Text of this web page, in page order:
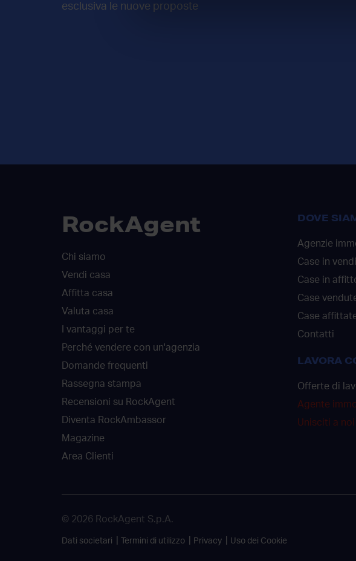
esclusiva le nuove proposte
RockAgent
Chi siamo
Vendi casa
Affitta casa
Valuta casa
I vantaggi per te
Perché vendere con un'agenzia
Domande frequenti
Rassegna stampa
Recensioni su RockAgent
Diventa RockAmbassor
Magazine
Area Clienti
DOVE
Agenzie
Case in
Case in
Case
Case
Contatti
LAVORA
Offerte di
Agente
Unisciti a noi
© 2026 RockAgent S.p.A.
Dati societari Termini di utilizzo Privacy Uso dei Cookie